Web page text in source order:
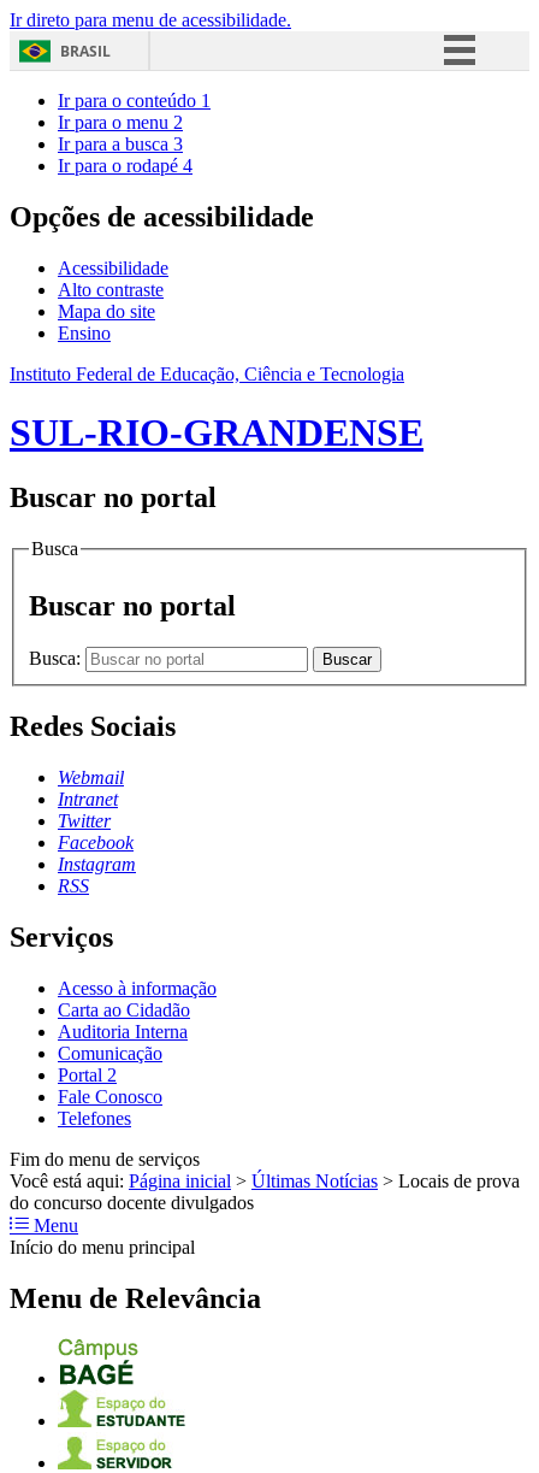
Ir direto para menu de acessibilidade.
BRASIL
Acesso à informação
Ir para o conteúdo 1
Ir para o menu 2
Ir para a busca 3
Ir para o rodapé 4
Opções de acessibilidade
Acessibilidade
Alto contraste
Mapa do site
Ensino
Instituto Federal de Educação, Ciência e Tecnologia
SUL-RIO-GRANDENSE
Buscar no portal
Busca
Buscar no portal
Busca: Buscar
Redes Sociais
Webmail
Intranet
Twitter
Facebook
Instagram
RSS
Serviços
Acesso à informação
Carta ao Cidadão
Auditoria Interna
Comunicação
Portal 2
Fale Conosco
Telefones
Fim do menu de serviços
Você está aqui: Página inicial > Últimas Notícias > Locais de prova
do concurso docente divulgados
Menu
Início do menu principal
Menu de Relevância